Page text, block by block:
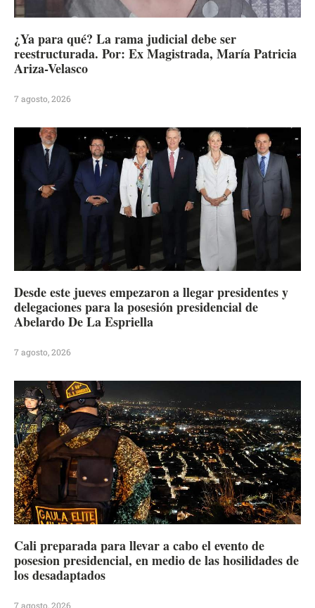
¿Ya para qué? La rama judicial debe ser
reestructurada. Por: Ex Magistrada, María Patricia
Ariza-Velasco
7 agosto, 2026
Desde este jueves empezaron a llegar presidentes y
delegaciones para la posesión presidencial de
Abelardo De La Espriella
7 agosto, 2026
Cali preparada para llevar a cabo el evento de
posesion presidencial, en medio de las hosilidades de
los desadaptados
7 agosto, 2026